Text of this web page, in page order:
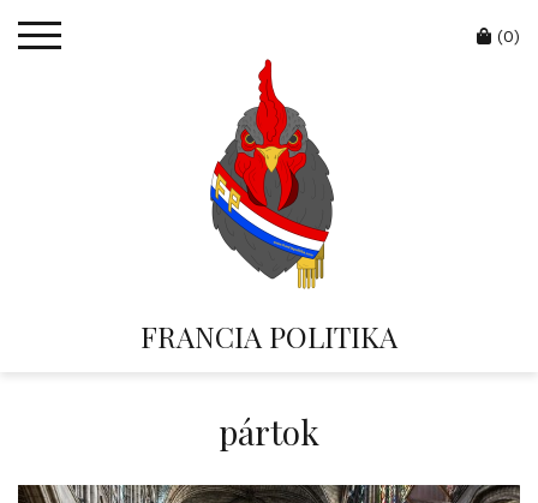
FRANCIA POLITIKA
Cart
(0)
pártok